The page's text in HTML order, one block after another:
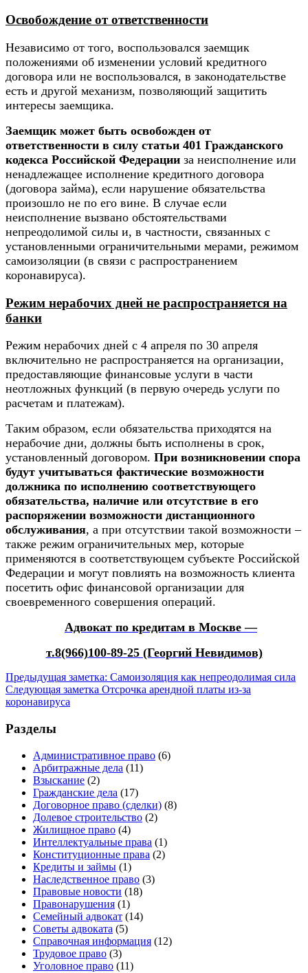
Освобождение от ответственности
Независимо от того, воспользовался заемщик
положениями об изменении условий кредитного
договора или не воспользовался, в законодательстве
есть и другой механизм, позволяющий защитить
интересы заемщика.
Заемщик может быть освобожден от
ответственности в силу статьи 401 Гражданского
кодекса Российской Федерации за неисполнение или
ненадлежащее исполнение кредитного договора
(договора займа), если нарушение обязательства
произошло не по его вине. В случае если
неисполнение вызвано обстоятельствами
непреодолимой силы и, в частности, связанных с
установленными ограничительными мерами, режимом
самоизоляции (в связи с распространением
коронавируса).
Режим нерабочих дней не распространяется на
банки
Режим нерабочих дней с 4 апреля по 30 апреля
включительно не распространяется на организации,
предоставляющие финансовые услуги в части
неотложных функций (в первую очередь услуги по
расчетам и платежам).
Таким образом, если обязательства приходятся на
нерабочие дни, должны быть исполнены в срок,
установленный договором. При возникновении спора
будут учитываться фактические возможности
должника по исполнению соответствующего
обязательства, наличие или отсутствие в его
распоряжении возможности дистанционного
обслуживания, а при отсутствии такой возможности –
также режим ограничительных мер, которые
применяются в соответствующем субъекте Российской
Федерации и могут повлиять на возможность клиента
посетить офис финансовой организации для
своевременного совершения операций.
Адвокат по кредитам в Москве —
т.8(966)100-89-25 (Георгий Невидимов)
Предыдущая заметка: Самоизоляция как непреодолимая сила
Следующая заметка Отсрочка арендной платы из-за
коронавируса
Разделы
Административное право (6)
Арбитражные дела (11)
Взыскание (2)
Гражданские дела (17)
Договорное право (сделки) (8)
Долевое строительство (2)
Жилищное право (4)
Интеллектуальные права (1)
Конституционные права (2)
Кредиты и займы (1)
Наследственное право (3)
Правовые новости (18)
Правонарушения (1)
Семейный адвокат (14)
Советы адвоката (5)
Справочная информация (12)
Трудовое право (3)
Уголовное право (11)